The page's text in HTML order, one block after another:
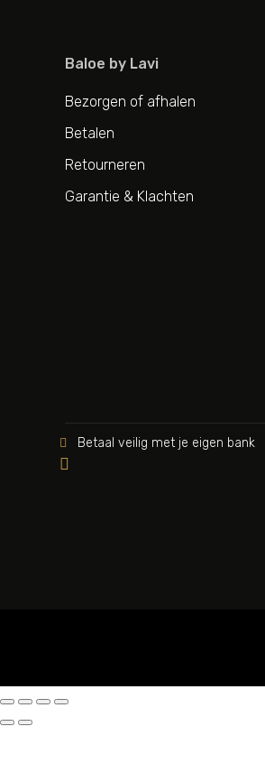
Baloe by Lavi
Bezorgen of afhalen
Betalen
Retourneren
Garantie & Klachten
 Betaal veilig met je eigen bank
